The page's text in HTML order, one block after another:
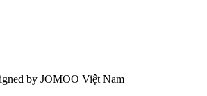
by JOMOO Việt Nam